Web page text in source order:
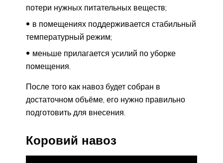
потери нужных питательных веществ;
в помещениях поддерживается стабильный
температурный режим;
меньше прилагается усилий по уборке
помещения.
После того как навоз будет собран в
достаточном объёме, его нужно правильно
подготовить для внесения.
Коровий навоз